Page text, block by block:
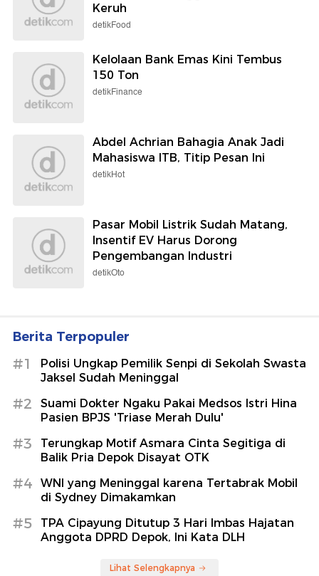
Keruh
detikFood
Kelolaan Bank Emas Kini Tembus
150 Ton
detikFinance
Abdel Achrian Bahagia Anak Jadi
Mahasiswa ITB, Titip Pesan Ini
detikHot
Pasar Mobil Listrik Sudah Matang,
Insentif EV Harus Dorong
Pengembangan Industri
detikOto
Berita Terpopuler
#1
Polisi Ungkap Pemilik Senpi di Sekolah Swasta
Jaksel Sudah Meninggal
#2
Suami Dokter Ngaku Pakai Medsos Istri Hina
Pasien BPJS 'Triase Merah Dulu'
#3
Terungkap Motif Asmara Cinta Segitiga di
Balik Pria Depok Disayat OTK
#4
WNI yang Meninggal karena Tertabrak Mobil
di Sydney Dimakamkan
#5
TPA Cipayung Ditutup 3 Hari Imbas Hajatan
Anggota DPRD Depok, Ini Kata DLH
Lihat Selengkapnya